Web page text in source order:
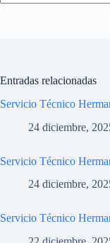
Entradas relacionadas
Servicio Técnico
24 diciembre,
Servicio Técnico
24 diciembre,
Servicio Técnico